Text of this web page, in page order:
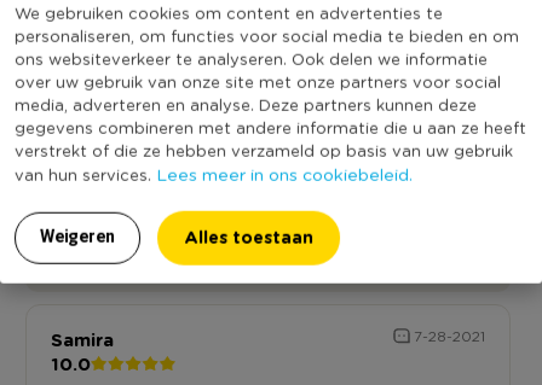
We gebruiken cookies om content en advertenties te
personaliseren, om functies voor social media te bieden en om
ons websiteverkeer te analyseren. Ook delen we informatie
over uw gebruik van onze site met onze partners voor social
media, adverteren en analyse. Deze partners kunnen deze
gegevens combineren met andere informatie die u aan ze heeft
verstrekt of die ze hebben verzameld op basis van uw gebruik
van hun services. Lees meer in ons cookiebeleid.
Weigeren Alles toestaan
Kaarsenplateau met bolvormige hoge rand
Reliëfwerk geeft in combinatie met de zilveren kleur een
mooie uitstraling
Diameter: ø 40 cm
Hoogte: 8 cm
Reviews
8.0 Op basis van 2 reviews
Samira 7-28-2021
10.0